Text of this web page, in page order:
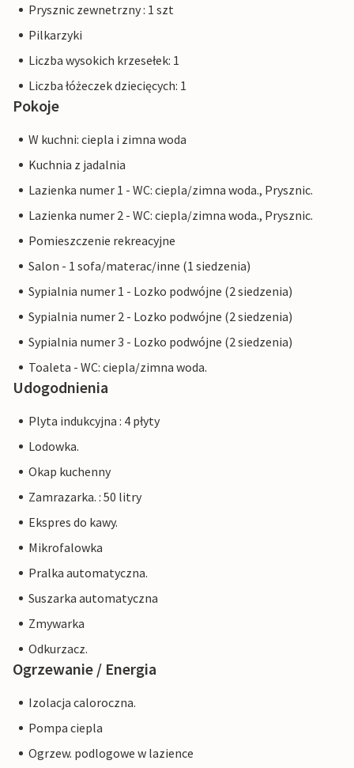
Prysznic zewnetrzny : 1 szt
Pilkarzyki
Liczba wysokich krzesełek: 1
Liczba łóżeczek dziecięcych: 1
Pokoje
W kuchni: ciepla i zimna woda
Kuchnia z jadalnia
Lazienka numer 1 - WC: ciepla/zimna woda., Prysznic.
Lazienka numer 2 - WC: ciepla/zimna woda., Prysznic.
Pomieszczenie rekreacyjne
Salon - 1 sofa/materac/inne (1 siedzenia)
Sypialnia numer 1 - Lozko podwójne (2 siedzenia)
Sypialnia numer 2 - Lozko podwójne (2 siedzenia)
Sypialnia numer 3 - Lozko podwójne (2 siedzenia)
Toaleta - WC: ciepla/zimna woda.
Udogodnienia
Plyta indukcyjna : 4 płyty
Lodowka.
Okap kuchenny
Zamrazarka. : 50 litry
Ekspres do kawy.
Mikrofalowka
Pralka automatyczna.
Suszarka automatyczna
Zmywarka
Odkurzacz.
Ogrzewanie / Energia
Izolacja caloroczna.
Pompa ciepla
Ogrzew. podlogowe w lazience